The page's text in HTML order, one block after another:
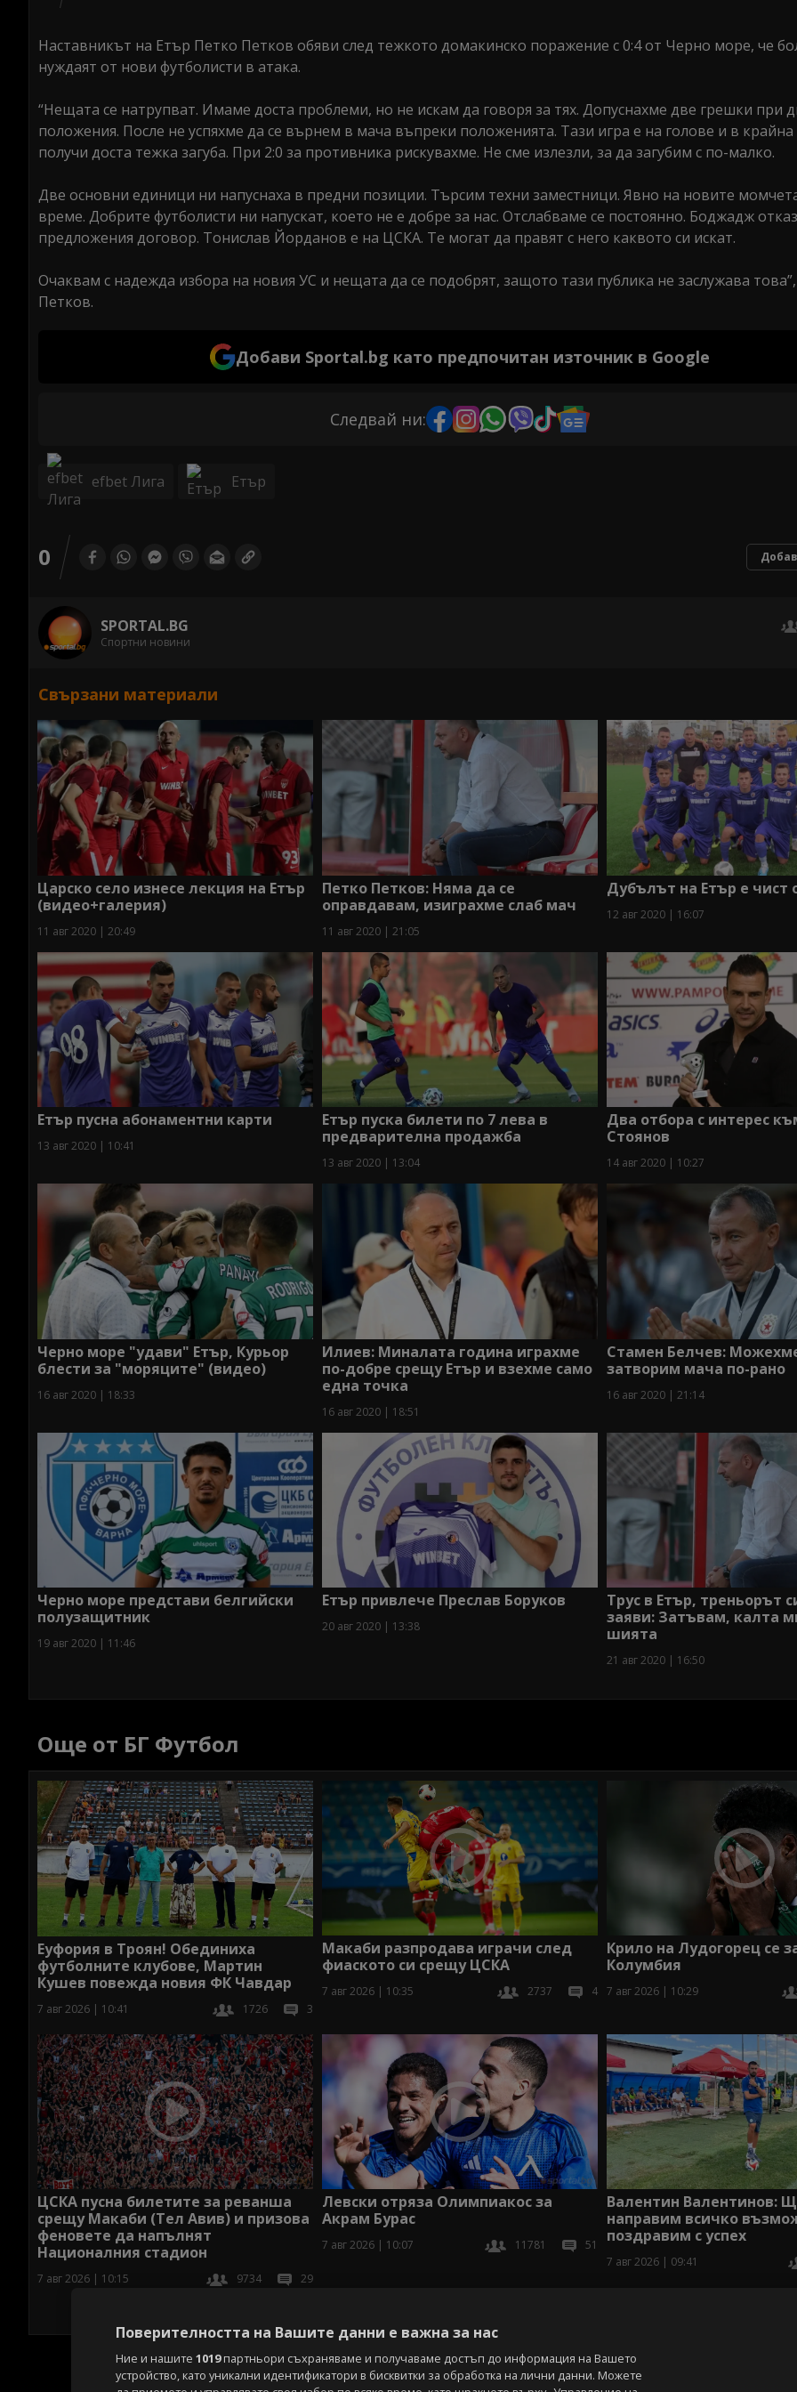
Наставникът на Етър Петко Петков обяви след тежкото домакинско поражение с 0:4 от Черно море, че
нуждаят от нови футболисти в атака.
“Нещата се натрупват. Имаме доста проблеми, но не искам да говоря за тях. Допуснахме две грешки при
положения. После не успяхме да се върнем в мача въпреки положенията. Тази игра е на голове и в крайна
получи доста тежка загуба. При 2:0 за противника рискувахме. Не сме излезли, за да загубим с по-малко.
Две основни единици ни напуснаха в предни позиции. Търсим техни заместници. Явно на новите
време. Добрите футболисти ни напускат, което не е добре за нас. Отслабваме се постоянно. Боджадж
предложения договор. Тонислав Йорданов е на ЦСКА. Те могат да правят с него каквото си искат.
Очаквам с надежда избора на новия УС и нещата да се подобрят, защото тази публика не заслужава
Петков.
Добави Sportal.bg като предпочитан източник в Google
Следвай ни:
efbet Лига Етър
0
SPORTAL.BG
Спортни новини
Свързани материали
Царско село изнесе лекция на Етър
(видео+галерия)
11 авг 2020 | 20:49
Петко Петков: Няма да се
оправдавам, изиграхме слаб мач
11 авг 2020 | 21:05
Дубълът на Етър е чист
12 авг 2020 | 16:07
Етър пусна абонаментни карти
13 авг 2020 | 10:41
Етър пуска билети по 7 лева в
предварителна продажба
13 авг 2020 | 13:04
Два отбора с интерес
Стоянов
14 авг 2020 | 10:27
Черно море "удави" Етър, Курьор
блести за "моряците" (видео)
16 авг 2020 | 18:33
Илиев: Миналата година играхме
по-добре срещу Етър и взехме само
една точка
16 авг 2020 | 18:51
Стамен Белчев:
затворим мача по-рано
16 авг 2020 | 21:14
Черно море представи белгийски
полузащитник
19 авг 2020 | 11:46
Етър привлече Преслав Боруков
20 авг 2020 | 13:38
Трус в Етър, треньорът
заяви: Затъвам, калта
шията
21 авг 2020 | 16:50
Още от БГ Футбол
Еуфория в Троян! Обединиха
футболните клубове, Мартин
Кушев повежда новия ФК Чавдар
7 авг 2026 | 10:41 1726 3
Макаби разпродава играчи след
фиаското си срещу ЦСКА
7 авг 2026 | 10:35 2737 4
Крило на Лудогорец се
Колумбия
7 авг 2026 | 10:29
ЦСКА пусна билетите за реванша
срещу Макаби (Тел Авив) и призова
феновете да напълнят
Националния стадион
7 авг 2026 | 10:15 9734 29
Левски отряза Олимпиакос за
Акрам Бурас
7 авг 2026 | 10:07 11781 51
Валентин Валентинов:
направим всичко
поздравим с успех
7 авг 2026 | 09:41
Поверителността на Вашите данни е важна за нас
Ние и нашите 1019партньори съхраняваме и получаваме достъп до информация на Вашето
устройство, като уникални идентификатори в бисквитки за обработка на лични данни. Можете